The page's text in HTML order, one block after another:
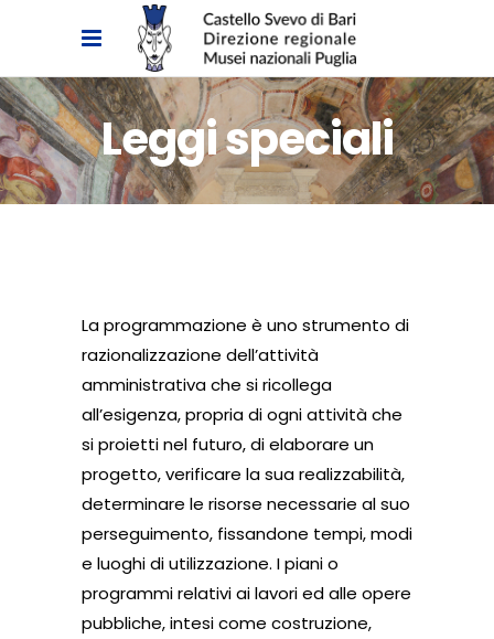
Leggi speciali
La programmazione è uno strumento di
razionalizzazione dell’attività
amministrativa che si ricollega
all’esigenza, propria di ogni attività che
si proietti nel futuro, di elaborare un
progetto, verificare la sua realizzabilità,
determinare le risorse necessarie al suo
perseguimento, fissandone tempi, modi
e luoghi di utilizzazione. I piani o
programmi relativi ai lavori ed alle opere
pubbliche, intesi come costruzione,